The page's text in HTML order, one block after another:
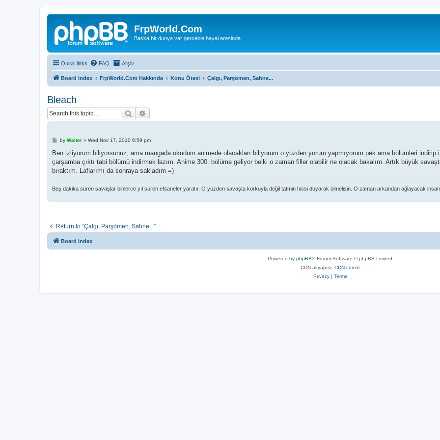
FrpWorld.Com
Baska bir dunya var gercekle hayal arasinda
Quick links FAQ Arşiv
Board index FrpWorld.Com Hakkında Konu Ötesi Çalgı, Parşömen, Sahne...
Bleach
Search
P
s
by Walter» Wed Nov 17, 2010 6:59 pm
Ben izliyorum biliyorsunuz, ama mangada okudum animede olacakları biliyorum o yüzden yorum yapmıyorum pek ama bölümleri indirip
çarşamba çıktı tabi bölümü indirmek lazım. Anime 300. bölüme geliyor belki o zaman filler olabilir ne olacak bakalım. Artık büyük
bıraktım. Laflarımı da sonraya sakladım =)
Beş dakika süren savaşlar binlerce yıl süren efsaneler yaratır. O yüzden savaşta korkuyla değil tatmin hissi duyarak ölmelisin. O zaman arkandan ağlayacak insan
Return to “Çalgı, Parşömen, Sahne...”
Board index
Powered by phpBB® Forum Software © phpBB Limited
CDN altyapısı: CDN.com.tr
Privacy| Terms